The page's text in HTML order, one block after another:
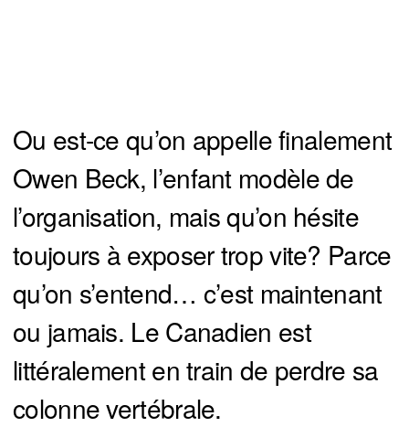
Ou est-ce qu’on appelle finalement
Owen Beck, l’enfant modèle de
l’organisation, mais qu’on hésite
toujours à exposer trop vite? Parce
qu’on s’entend… c’est maintenant
ou jamais. Le Canadien est
littéralement en train de perdre sa
colonne vertébrale.